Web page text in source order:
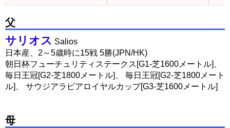
父
サリオス Salios
日本産、2～5歳時に15戦 5勝(JPN/HK)
朝日杯フューチュリティステークス[G1-芝1600メートル]、
毎日王冠[G2-芝1800メートル]、 毎日王冠[G2-芝1800メート
ル]、 サウジアラビアロイヤルカップ[G3-芝1600メートル]
母